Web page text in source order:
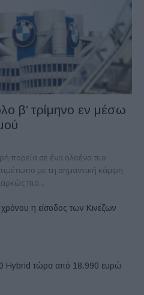
β’ τρίμηνο εν μέσω
πορεία σε ένα ολοένα πιο
με τη σημαντική κάμψη
πιο...
η είσοδος των Κινέζων
Hybrid τώρα από 18.990 ευρώ